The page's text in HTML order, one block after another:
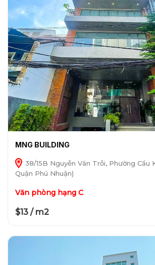
MNG BUILDING
38/15B Nguyễn Văn Trỗi, Phường Cầu
Quận Phú Nhuận)
Văn phòng hạng C
$13 / m2